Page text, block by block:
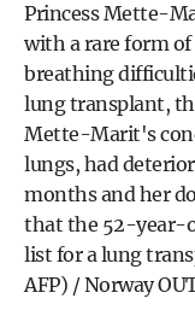
Princess Mette-
with a rare form
breathing
lung transplant,
Mette-Marit's
lungs, had
months and her
that the 52-year-
list for a lung
AFP) / Norway